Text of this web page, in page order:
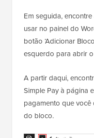
Em seguida,
usar no painel do
botão ‘Adicionar
esquerdo para abrir
A partir daqui,
Simple Pay à página
pagamento que
do bloco.